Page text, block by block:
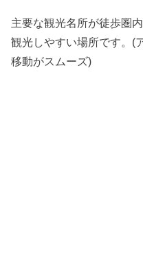
主要な観光名所が徒歩圏
観光しやすい場所です。(
移動がスムーズ)